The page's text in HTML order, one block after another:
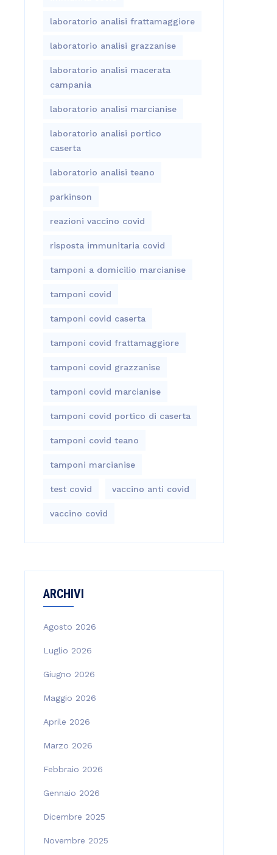
laboratorio analisi frattamaggiore
laboratorio analisi grazzanise
laboratorio analisi macerata
campania
laboratorio analisi marcianise
laboratorio analisi portico
caserta
laboratorio analisi teano
parkinson
reazioni vaccino covid
risposta immunitaria covid
tamponi a domicilio marcianise
tamponi covid
tamponi covid caserta
tamponi covid frattamaggiore
tamponi covid grazzanise
tamponi covid marcianise
tamponi covid portico di caserta
tamponi covid teano
tamponi marcianise
test covid vaccino anti covid
vaccino covid
ARCHIVI
Agosto 2026
Luglio 2026
Giugno 2026
Maggio 2026
Aprile 2026
Marzo 2026
Febbraio 2026
Gennaio 2026
Dicembre 2025
Novembre 2025